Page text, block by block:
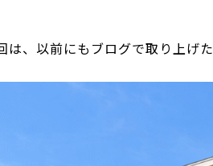
は、以前にもブログで取り上げた